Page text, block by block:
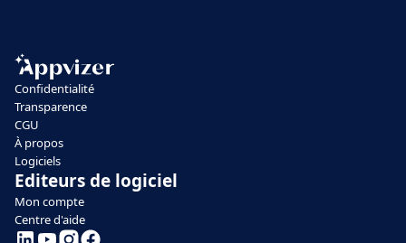
Confidentialité
Transparence
CGU
À propos
Logiciels
Editeurs de logiciel
Mon compte
Centre d'aide